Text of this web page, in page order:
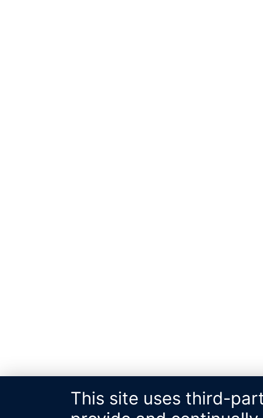
This site uses third-